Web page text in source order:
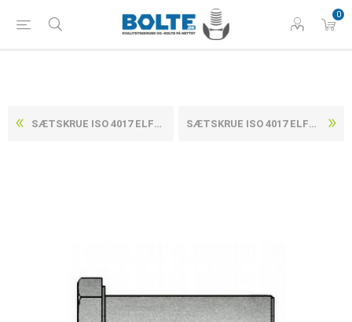
0
SÆTSKRUE ISO 4017 ELFORZINKET (8 TLP + SL) STÅL KL. 8.8 M4X25 (500 STK) SÆTSKRUE ISO 4017 ELFORZINKET (8 TLP + SL) STÅL KL. 8.8 M4X35 (500 STK)